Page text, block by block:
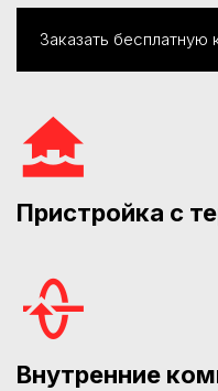
Заказать бесплатную
Пристройка с
Внутренние